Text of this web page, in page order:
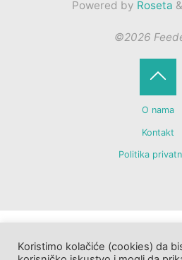
Powered by Roseta &
©2026
O nama
Kontakt
Politika
to
Koristimo kolačiće (cookies) da